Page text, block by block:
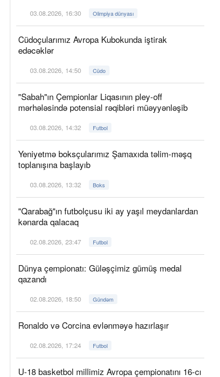
03.08.2026, 16:30 Olimpiya dünyası
Cüdoçularımız Avropa Kubokunda iştirak
edəcəklər
03.08.2026, 14:50 Cüdo
"Sabah"ın Çempionlar Liqasının pley-off
mərhələsində potensial rəqibləri müəyyənləşib
03.08.2026, 14:32 Futbol
Yeniyetmə boksçularımız Şamaxıda təlim-məşq
toplanışına başlayıb
03.08.2026, 13:32 Boks
"Qarabağ"ın futbolçusu iki ay yaşıl meydanlardan
kənarda qalacaq
02.08.2026, 23:47 Futbol
Dünya çempionatı: Güləşçimiz gümüş medal
qazandı
02.08.2026, 18:50 Gündəm
Ronaldo və Corcina evlənməyə hazırlaşır
02.08.2026, 17:24 Futbol
U-18 basketbol millimiz Avropa çempionatını 16-cı